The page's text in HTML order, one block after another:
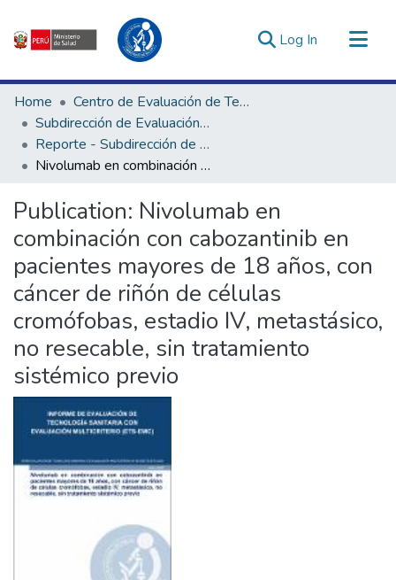
Log In (current)
Communities & Collections
All of DSpace
Statistics
Estadísticas Externas
Enlaces de interés ▾
Home
Centro de Evaluación de Tecnologías en Salud
Subdirección de Evaluación de Tecnologías Sanitarias
Reporte - Subdirección de Evaluación de Tecnologías Sanitarias
Nivolumab en combinación con cabozantinib en pacientes mayores de 18 años, con cáncer de riñón de células cromófobas, estadio IV, metastásico, no resecable, sin tratamiento sistémico previo
Publication: Nivolumab en
combinación con cabozantinib en
pacientes mayores de 18 años, con
cáncer de riñón de células
cromófobas, estadio IV, metastásico,
no resecable, sin tratamiento
sistémico previo